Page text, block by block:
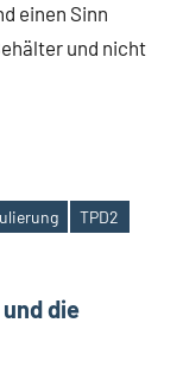
einen Sinn
und nicht
TPD2
die